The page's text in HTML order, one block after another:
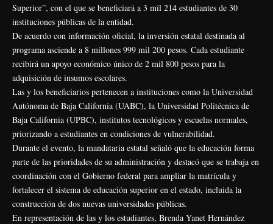
Superior”, con el que se beneficiará a 3 mil 214 estudiantes de 30
instituciones públicas de la entidad.
De acuerdo con información oficial, la inversión estatal destinada al
programa asciende a 8 millones 999 mil 200 pesos. Cada estudiante
recibirá un apoyo económico único de 2 mil 800 pesos para la
adquisición de insumos escolares.
Las y los beneficiarios pertenecen a instituciones como la Universidad
Autónoma de Baja California (UABC), la Universidad Politécnica de
Baja California (UPBC), institutos tecnológicos y escuelas normales,
priorizando a estudiantes en condiciones de vulnerabilidad.
Durante el evento, la mandataria estatal señaló que la educación forma
parte de las prioridades de su administración y destacó que se trabaja en
coordinación con el Gobierno federal para ampliar la matrícula y
fortalecer el sistema de educación superior en el estado, incluida la
construcción de dos nuevas universidades públicas.
En representación de las y los estudiantes, Brenda Yanet Hernández